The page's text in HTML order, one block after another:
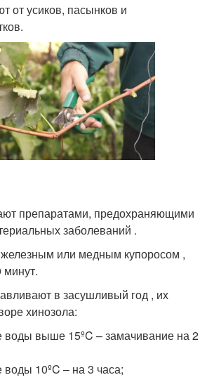
от усиков, пасынков и
препаратами, предохраняющими
заболеваний .
или медным купоросом ,
минут.
в засушливый год , их
хинозола:
воды выше 15ºC – замачивание на 2
воды 10ºC – на 3 часа;